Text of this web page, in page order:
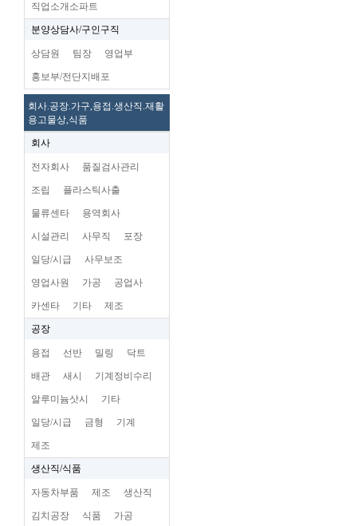
직업소개소파트
분양상담사/구인구직
상담원 팀장 영업부
홍보부/전단지배포
회사.공장.가구,용접.생산직.재활
용고물상,식품
회사
전자회사 품질검사관리
조립 플라스틱사출
물류센타 용역회사
시설관리 사무직 포장
일당/시급 사무보조
영업사원 가공 공업사
카센타 기타 제조
공장
용접 선반 밀링 닥트
배관 새시 기계정비수리
알루미늄삿시 기타
일당/시급 금형 기계
제조
생산직/식품
자동차부품 제조 생산직
김치공장 식품 가공